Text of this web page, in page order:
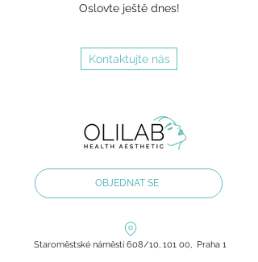
Oslovte ještě dnes!
Kontaktujte nás
OBJEDNAT SE
Staroměstské náměstí 608/10, 101 00, Praha 1